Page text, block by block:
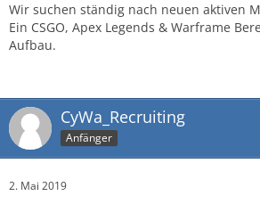
Wir suchen ständig nach neuen aktiven
Ein CSGO, Apex Legends & Warframe
Aufbau.
CyWa_Recruiting
Anfänger
2. Mai 2019